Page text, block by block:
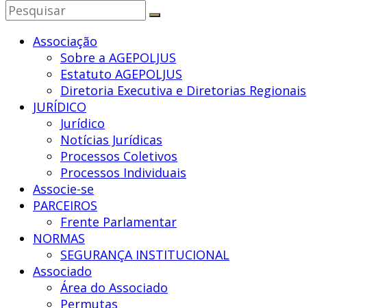
AGEPOLJUS
Associação
Nacional
Agentes
Polícia
Judiciária
Associação
Sobre a AGEPOLJUS
Estatuto AGEPOLJUS
Diretoria Executiva e Diretorias Regionais
JURÍDICO
Jurídico
Notícias Jurídicas
Processos Coletivos
Processos Individuais
Associe-se
PARCEIROS
Frente Parlamentar
NORMAS
SEGURANÇA INSTITUCIONAL
Associado
Área do Associado
Permutas